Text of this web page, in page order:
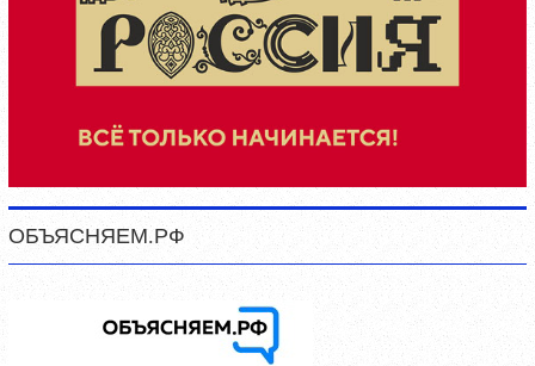
ОБЪЯСНЯЕМ.РФ